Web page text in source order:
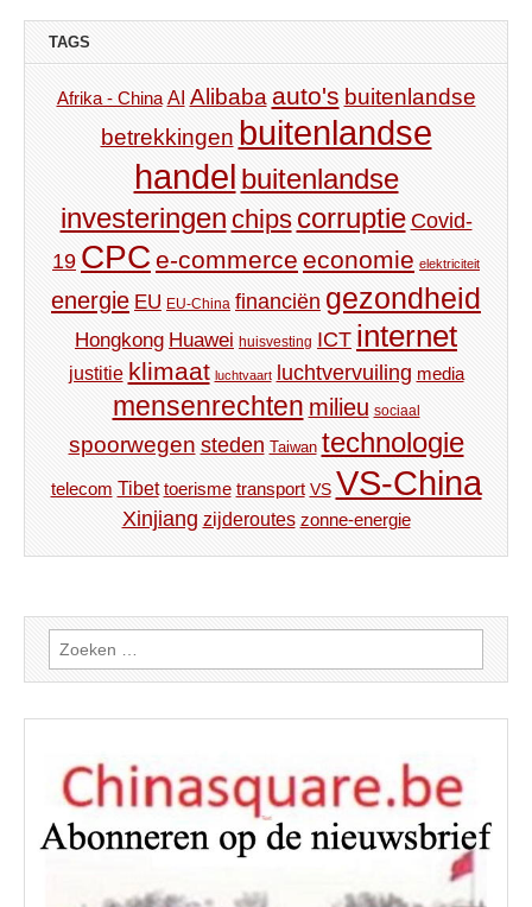
TAGS
Afrika - China AI Alibaba auto's buitenlandse
betrekkingen buitenlandse
handel buitenlandse
investeringen chips corruptie Covid-
19 CPC e-commerce economie elektriciteit
energie EU EU-China financiën gezondheid
Hongkong Huawei huisvesting ICT internet
justitie klimaat luchtvaart luchtvervuiling media
mensenrechten milieu sociaal
spoorwegen steden Taiwan technologie
telecom Tibet toerisme transport VS VS-China
Xinjiang zijderoutes zonne-energie
Zoeken
naar: